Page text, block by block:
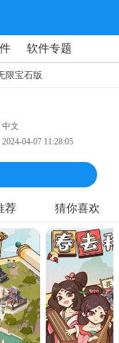
软件专题
限宝石版
中文
2024-04-07 11:28:05
荐 猜你喜欢